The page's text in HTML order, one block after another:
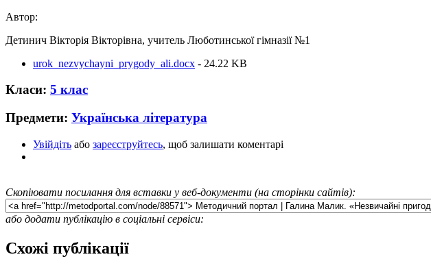
Автор:
Детинич Вікторія Вікторівна, учитель Люботинської гімназії №1
urok_nezvychayni_prygody_ali.docx - 24.22 KB
Класи: 5 клас
Предмети: Українська література
Увійдіть або зареєструйтесь, щоб залишати коментарі
Скопіювати посилання для вставки у веб-документи (на сторінки сайтів):
або додати публікацію в соціальні сервіси:
Схожі публікації